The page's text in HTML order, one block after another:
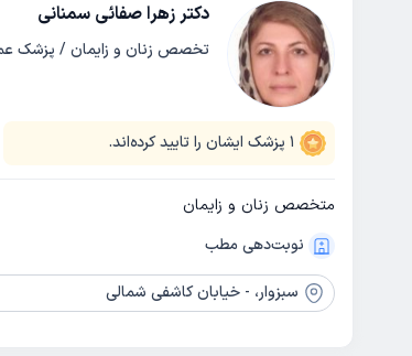
دکتر زهرا صفائی سمنانی
تخصص زنان و زایمان / پزشک
1 پزشک ایشان را تایید کرده‌اند.
متخصص زنان و زایمان
نوبت‌دهی مطب
سبزوار، - خیابان کاشفی شمالی